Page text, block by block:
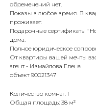
обременений нет.
Показы в любое время. В
проживает.
Подарочные сертификаты
дома.
Полное юридическое
От квартиры вашей мечты
агент - Измайлова Елена
объект 90021347
Количество комнат: 1
Общая площадь: 38 м²